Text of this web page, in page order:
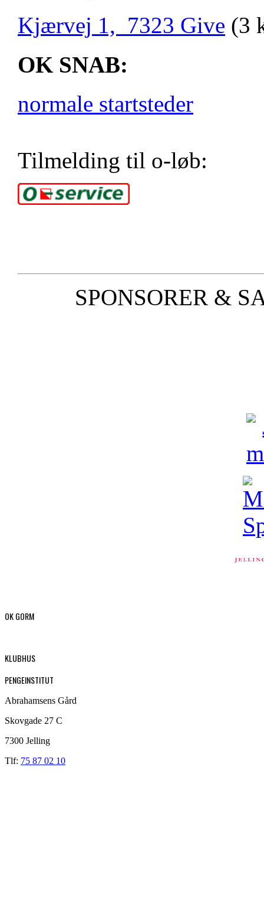
Kjærvej 1, 7323 Give (3
OK SNAB:
normale startsteder
Tilmelding til o-løb:
SPONSORER &
OK GORM
KLUBHUS
PENGEINSTITUT
Abrahamsens Gård
Skovgade 27 C
7300 Jelling
Tlf: 75 87 02 10